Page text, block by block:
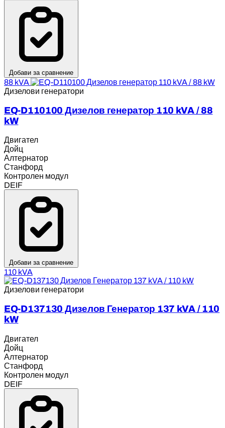
Добави за сравнение
88 kVA
Дизелови генератори
EQ-D110100 Дизелов генератор 110 kVA / 88
kW
Двигател
Дойц
Алтернатор
Станфорд
Контролен модул
DEIF
Добави за сравнение
110 kVA
Дизелови генератори
EQ-D137130 Дизелов Генератор 137 kVA / 110
kW
Двигател
Дойц
Алтернатор
Станфорд
Контролен модул
DEIF